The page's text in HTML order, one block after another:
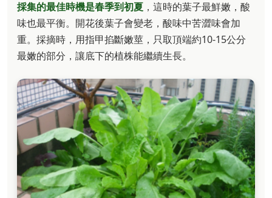
採集的最佳時機是春季到初夏 ，這時的葉子最鮮嫩，酸
味也最平衡。開花後葉子會變老，酸味中苦澀味會加
重。採摘時，用指甲掐斷嫩莖，只取頂端約10-15公分
最嫩的部分，讓底下的植株能繼續生長。